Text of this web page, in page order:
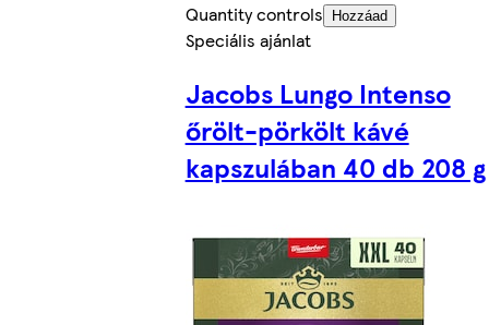
Quantity controls
Hozzáad
Speciális ajánlat
Jacobs Lungo Intenso
őrölt-pörkölt kávé
kapszulában 40 db 208 g